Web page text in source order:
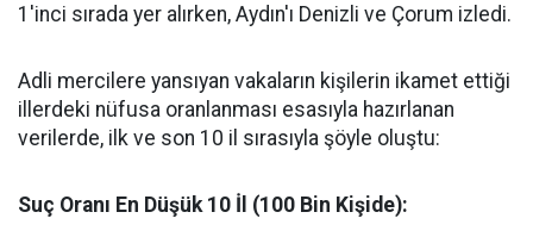
1'inci sırada yer alırken, Aydın'ı Denizli ve Çorum izledi.
​Adli mercilere yansıyan vakaların kişilerin ikamet ettiği
illerdeki nüfusa oranlanması esasıyla hazırlanan
verilerde, ilk ve son 10 il sırasıyla şöyle oluştu:
Suç Oranı En Düşük 10 İl (100 Bin Kişide):